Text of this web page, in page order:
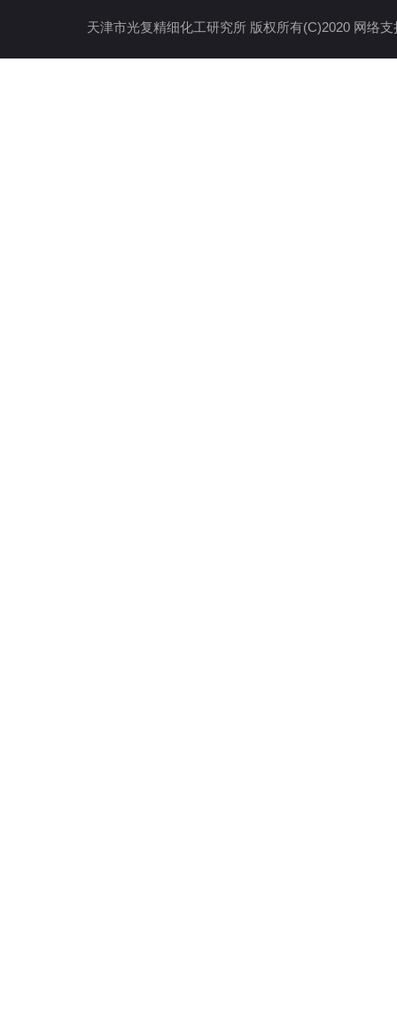
天津市光复精细化工研究所版权所有(C)2020 网络支